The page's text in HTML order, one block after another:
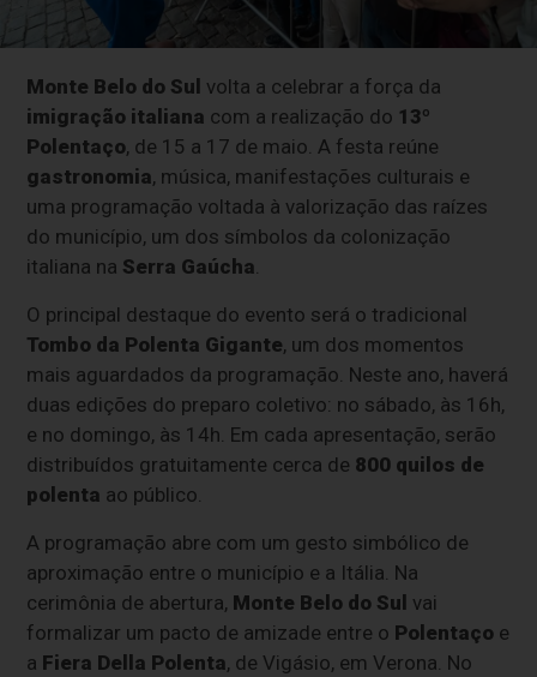
Monte Belo do Sul volta a celebrar a força da
imigração italiana com a realização do 13º
Polentaço, de 15 a 17 de maio. A festa reúne
gastronomia, música, manifestações culturais e
uma programação voltada à valorização das raízes
do município, um dos símbolos da colonização
italiana na Serra Gaúcha
O principal destaque do evento será o tradicional
Tombo da Polenta Gigante, um dos momentos
mais aguardados da programação. Neste ano, haverá
duas edições do preparo coletivo: no sábado, às 16h,
e no domingo, às 14h. Em cada apresentação, serão
distribuídos gratuitamente cerca de 800 quilos de
polenta ao público.
A programação abre com um gesto simbólico de
aproximação entre o município e a Itália. Na
cerimônia de abertura, Monte Belo do Sul vai
formalizar um pacto de amizade entre o Polentaço e
a Fiera Della Polenta, de Vigásio, em Verona. No